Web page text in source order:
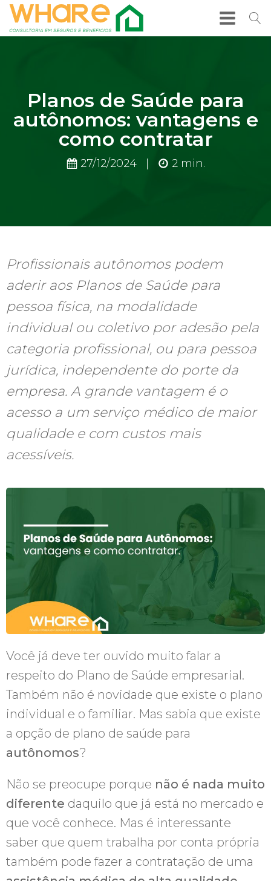
Planos de Saúde para
autônomos: vantagens e
como contratar
27/12/2024 2 min.
Profissionais autônomos podem
aderir aos Planos de Saúde para
pessoa física, na modalidade
individual ou coletivo por adesão pela
categoria profissional, ou para pessoa
jurídica, independente do porte da
empresa. A grande vantagem é o
acesso a um serviço médico de maior
qualidade e com custos mais
acessíveis.
Você já deve ter ouvido muito falar a
respeito do Plano de Saúde empresarial.
Também não é novidade que existe o plano
individual e o familiar. Mas sabia que existe
a opção de plano de saúde para
autônomos?
Não se preocupe porque não é nada muito
diferente daquilo que já está no mercado e
que você conhece. Mas é interessante
saber que quem trabalha por conta própria
também pode fazer a contratação de uma